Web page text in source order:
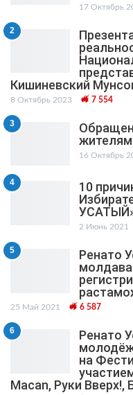
17 Октябрь
2
Кишиневский
8 Октябрь 2023 7 554
3
16 Октябрь
4
10
2 Июнь 2021
5
Ренато
25 Май 2021 6 587
6
Ренато
на
Macan, Руки Вверх!,